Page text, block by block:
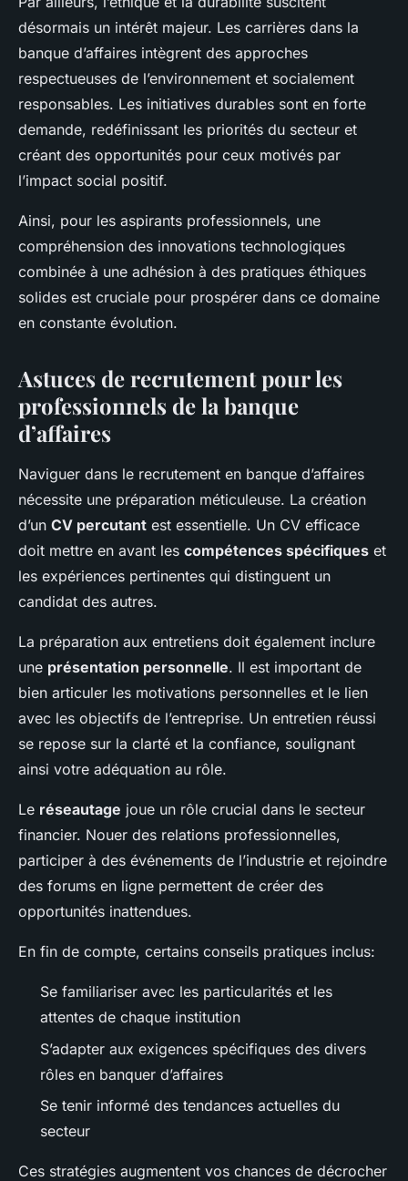
désormais un intérêt majeur. Les carrières dans la
banque d’affaires intègrent des approches
respectueuses de l’environnement et socialement
responsables. Les initiatives durables sont en forte
demande, redéfinissant les priorités du secteur et
créant des opportunités pour ceux motivés par
l’impact social positif.
Ainsi, pour les aspirants professionnels, une
compréhension des innovations technologiques
combinée à une adhésion à des pratiques éthiques
solides est cruciale pour prospérer dans ce domaine
en constante évolution.
Astuces de recrutement pour les
professionnels de la banque
d’affaires
Naviguer dans le recrutement en banque d’affaires
nécessite une préparation méticuleuse. La création
d’un CV percutant est essentielle. Un CV efficace
doit mettre en avant les compétences spécifiques et
les expériences pertinentes qui distinguent un
candidat des autres.
La préparation aux entretiens doit également inclure
une présentation personnelle. Il est important de
bien articuler les motivations personnelles et le lien
avec les objectifs de l’entreprise. Un entretien réussi
se repose sur la clarté et la confiance, soulignant
ainsi votre adéquation au rôle.
Le réseautage joue un rôle crucial dans le secteur
financier. Nouer des relations professionnelles,
participer à des événements de l’industrie et rejoindre
des forums en ligne permettent de créer des
opportunités inattendues.
En fin de compte, certains conseils pratiques inclus:
Se familiariser avec les particularités et les
attentes de chaque institution
S’adapter aux exigences spécifiques des divers
rôles en banquer d’affaires
Se tenir informé des tendances actuelles du
secteur
Ces stratégies augmentent vos chances de décrocher